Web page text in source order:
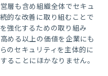
層も含め組織全体でセキュ
的な改善に取り組むことで
強化するための取り組み
める以上の価値を企業にも
のセキュリティを主体的に
ることにほかなりません。